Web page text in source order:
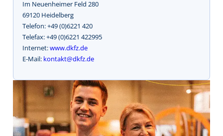
Im Neuenheimer Feld 280
69120 Heidelberg
Telefon: +49 (0)6221 420
Telefax: +49 (0)6221 422995
Internet:www.dkfz.de
E-Mail: kontakt@dkfz.de